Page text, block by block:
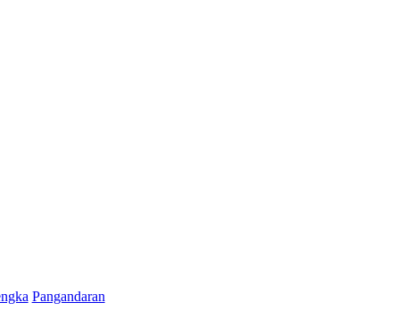
Pangandaran